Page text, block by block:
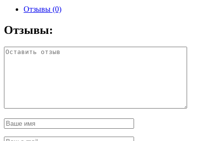
Отзывы (0)
Отзывы: